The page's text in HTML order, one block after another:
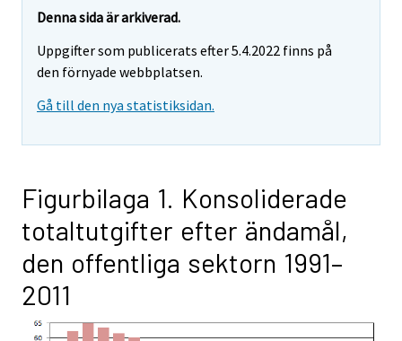
Denna sida är arkiverad.
Uppgifter som publicerats efter 5.4.2022 finns på
den förnyade webbplatsen.
Gå till den nya statistiksidan.
Figurbilaga 1. Konsoliderade
totaltutgifter efter ändamål,
den offentliga sektorn 1991–
2011